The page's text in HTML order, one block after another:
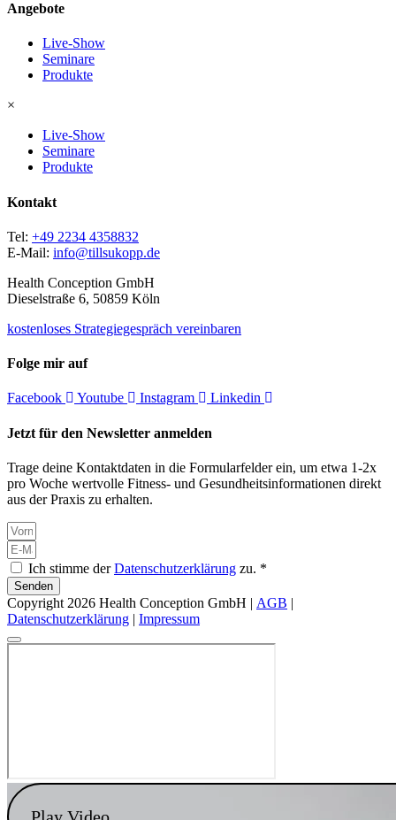
Angebote
Live-Show
Seminare
Produkte
×
Live-Show
Seminare
Produkte
Kontakt
Tel: +49 2234 4358832
E-Mail: info@tillsukopp.de
Health Conception GmbH
Dieselstraße 6, 50859 Köln
kostenloses Strategiegespräch vereinbaren
Folge mir auf
Facebook Youtube Instagram Linkedin
Jetzt für den Newsletter anmelden
Trage deine Kontaktdaten in die Formularfelder ein, um etwa 1-2x
pro Woche wertvolle Fitness- und Gesundheitsinformationen direkt
aus der Praxis zu erhalten.
Ich stimme derDatenschutzerklärung zu. *
Senden
Copyright 2026 Health Conception GmbH | AGB |
Datenschutzerklärung | Impressum